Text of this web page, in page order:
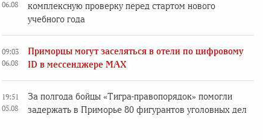
06.08
комплексную проверку перед стартом нового
учебного года
09:03
06.08
Приморцы могут заселяться в отели по цифровому
ID в мессенджере MAX
19:51
05.08
За полгода бойцы «Тигра-правопорядок» помогли
задержать в Приморье 80 фигурантов уголовных дел